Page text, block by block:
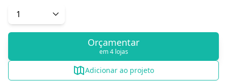
Orçamentar
em 4 lojas
Adicionar ao projeto